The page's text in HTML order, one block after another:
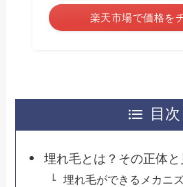
楽天市場で価格を
目次
埋れ毛とは？その正体
埋れ毛ができるメカニ